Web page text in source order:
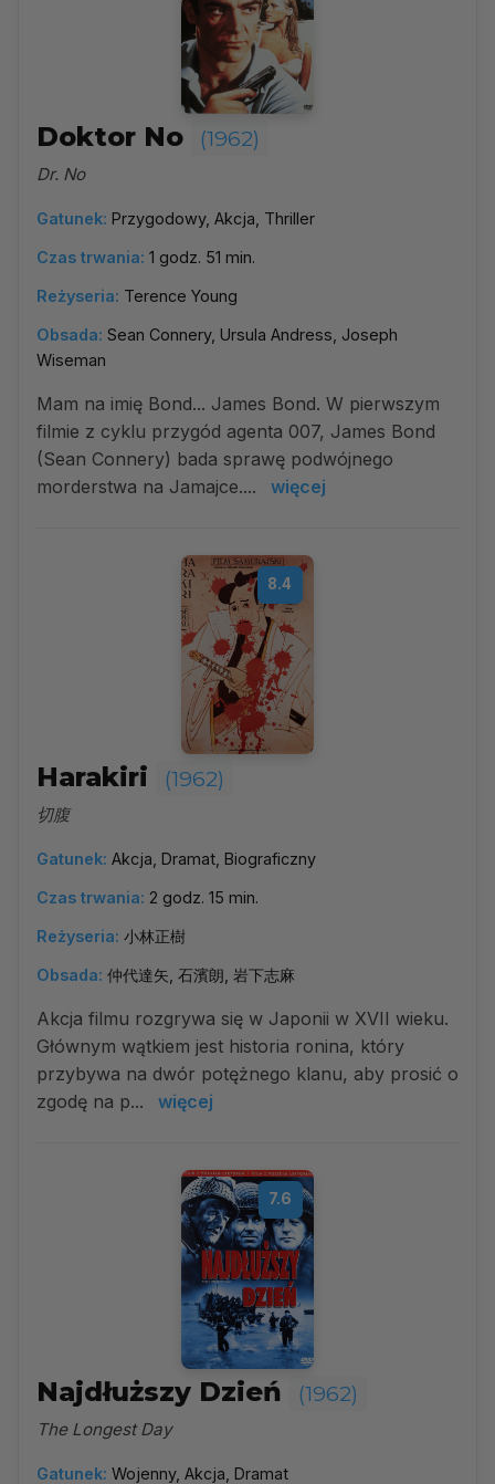
Doktor No (1962)
Dr. No
Gatunek: Przygodowy, Akcja, Thriller
Czas trwania: 1 godz. 51 min.
Reżyseria: Terence Young
Obsada: Sean Connery, Ursula Andress, Joseph
Wiseman
Mam na imię Bond... James Bond. W pierwszym
filmie z cyklu przygód agenta 007, James Bond
(Sean Connery) bada sprawę podwójnego
morderstwa na Jamajce....
więcej
8.4
Harakiri (1962)
切腹
Gatunek: Akcja, Dramat, Biograficzny
Czas trwania: 2 godz. 15 min.
Reżyseria: 小林正樹
Obsada: 仲代達矢, 石濱朗, 岩下志麻
Akcja filmu rozgrywa się w Japonii w XVII wieku.
Głównym wątkiem jest historia ronina, który
przybywa na dwór potężnego klanu, aby prosić o
zgodę na p...
więcej
7.6
Najdłuższy Dzień (1962)
The Longest Day
Gatunek: Wojenny, Akcja, Dramat